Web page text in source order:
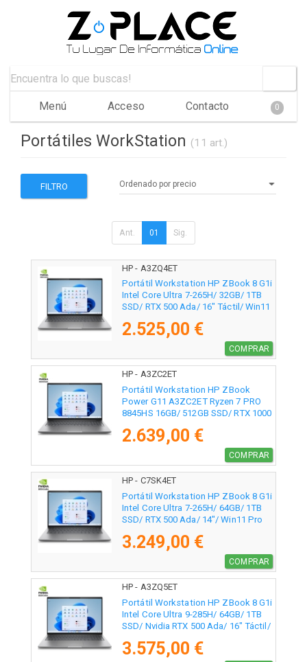
Menú Acceso Contacto 0
Portátiles WorkStation (11 art.)
FILTRO
Ant. 01 Sig.
HP - A3ZQ4ET
Portátil Workstation HP ZBook 8 G1i
Intel Core Ultra 7-265H/ 32GB/ 1TB
SSD/ RTX 500 Ada/ 16" Táctil/ Win11
2.525,00 €
COMPRAR
HP - A3ZC2ET
Portátil Workstation HP ZBook
Power G11 A3ZC2ET Ryzen 7 PRO
8845HS 16GB/ 512GB SSD/ RTX 1000
2.639,00 €
COMPRAR
HP - C7SK4ET
Portátil Workstation HP ZBook 8 G1i
Intel Core Ultra 7-265H/ 64GB/ 1TB
SSD/ RTX 500 Ada/ 14"/ Win11 Pro
3.249,00 €
COMPRAR
HP - A3ZQ5ET
Portátil Workstation HP ZBook 8 G1i
Intel Core Ultra 9-285H/ 64GB/ 1TB
SSD/ Nvidia RTX 500 Ada/ 16" Táctil/
3.575,00 €